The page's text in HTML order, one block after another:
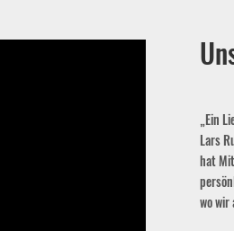
„Ein
Lars
hat
wo